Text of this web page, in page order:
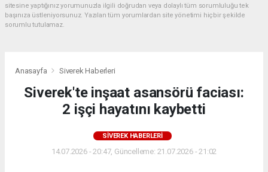
sitesine yaptığınız yorumunuzla ilgili doğrudan veya dolaylı tüm sorumluluğu tek
başınıza üstleniyorsunuz. Yazılan tüm yorumlardan site yönetimi hiçbir şekilde
sorumlu tutulamaz.
Anasayfa Siverek Haberleri
Siverek'te inşaat asansörü faciası:
2 işçi hayatını kaybetti
SIVEREK HABERLERI
14.07.2026 - 20:47, Güncelleme: 21.07.2026 - 21:02